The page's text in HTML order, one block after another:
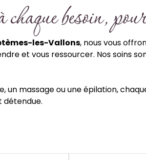
besoin,
les-Vallons, nous vous
et vous ressourcer. Nos
un massage ou une épilation,
détendue.